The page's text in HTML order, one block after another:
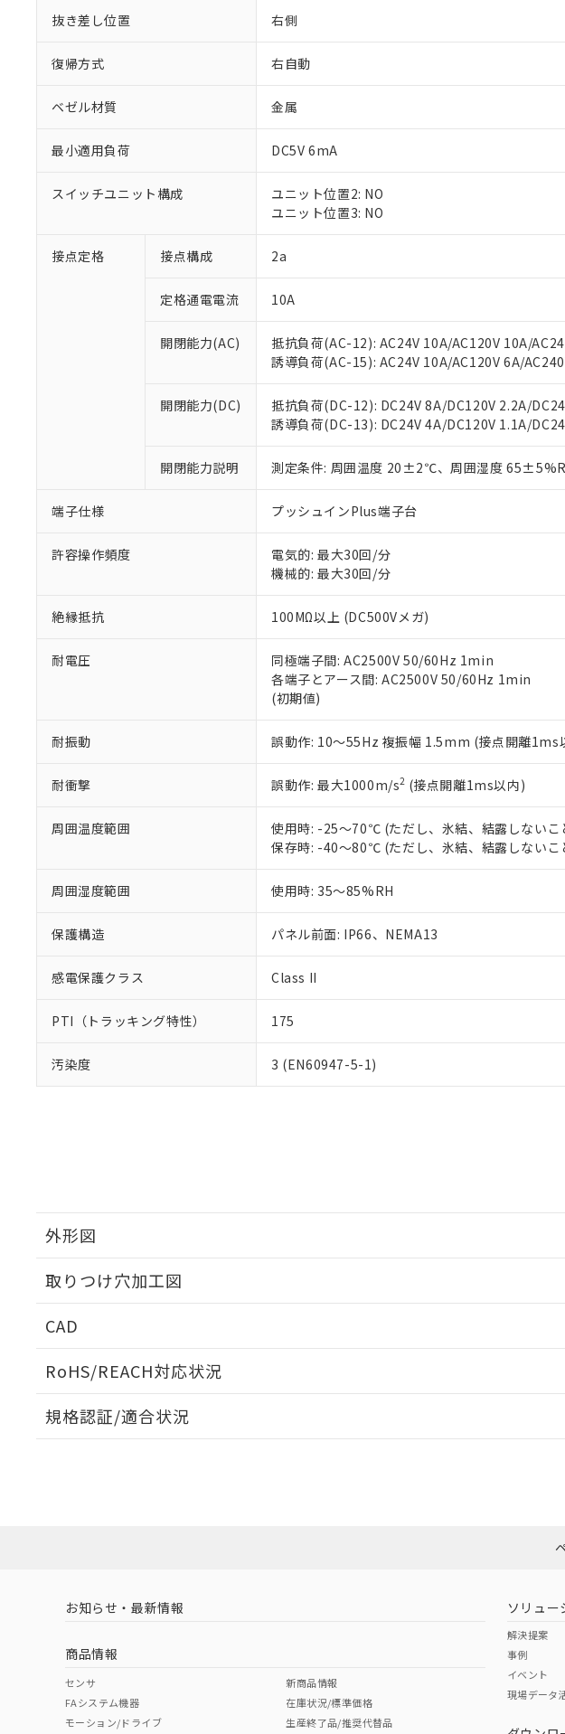
抜き差し位置 右側
復帰方式 右自動
ベゼル材質 金属
最小適用負荷 DC5V 6mA
スイッチユニット構成
ユニット位置2: NO
ユニット位置3: NO
接点定格 接点構成 2a
定格通電電流 10A
開閉能力(AC)
抵抗負荷(AC-12): AC24V 10A/AC120V 10A/
誘導負荷(AC-15): AC24V 10A/AC120V 6A/
開閉能力(DC)
抵抗負荷(DC-12): DC24V 8A/DC120V 2.2A/
誘導負荷(DC-13): DC24V 4A/DC120V 1.1A/
開閉能力説明 測定条件: 周囲温度 20±2℃、周囲湿度
端子仕様 プッシュインPlus端子台
許容操作頻度
電気的: 最大30回/分
機械的: 最大30回/分
絶縁抵抗 100MΩ以上 (DC500Vメガ)
耐電圧
同極端子間: AC2500V 50/60Hz 1min
各端子とアース間: AC2500V 50/60Hz 1min
(初期値)
耐振動 誤動作: 10～55Hz 複振幅 1.5mm (接点開離1ms
耐衝撃 誤動作: 最大1000m/s2 (接点開離1ms以内)
周囲温度範囲
使用時: -25～70℃ (ただし、氷結、結露しないこ
保存時: -40～80℃ (ただし、氷結、結露しないこ
周囲湿度範囲 使用時: 35～85%RH
保護構造 パネル前面: IP66、NEMA13
感電保護クラス Class II
PTI（トラッキング特性） 175
汚染度 3 (EN60947-5-1)
外形図
取りつけ穴加工図
CAD
RoHS/REACH対応状況
EU RoHS 注意事項・凡例
ダウンロードはこちら
中国 RoHS 注意事項・凡例
中国 RoHS表
Pb Hg Cr(VI)
規格認証/適合状況
ご利用条件
以下の条件をお読みいただき、同意のうえご
くものです。
当社制御機器事業取扱商品の中には、
在庫状況および標準価格照会結果は、
のであり、閲覧された時点での実際の
い。
正式な納期状況および標準価格はお客
在庫状況および標準価格結果を当社の
す。
マイパーツ機能（部品リスト作成サー
ている必要があります。
お客様が当ウェブサイト上で当社にご
が、当社の製品・サービスに関するお
さい。
※1 対応状況
対応済み：EU RoHS指令（10物質）の非
対応予定なし：EU RoHS指令（10物質）の
調査・確認中：EU RoHS指令（10物質）の
仕入先様の事情により、非含有部品としてい
があります。
鉛(Pb) 1000ppm以下、 水銀(Hg) 1000ppm以下、 カドミ
六価クロム(Cr(Ⅵ)) 1000ppm以下、ポリ臭化ビフェニル類
フタル酸ビス(2-エチルヘキシル) (DEHP)(別名：DOP)
ル（DBP） 1000ppm以下、フタル酸ジイソブチル
但し、RoHS指令で産業用監視および制御機器に対する適用
フタル酸エステル類の４物質については閾値を超える意図
部品在庫の切り替え状況などにより、予定月
※3 非含有証明書ダウンロード
下記の非含有証明書をダウンロードすることが
EU RoHS指令（10物質）の非含有証明書
51物質の非含有証明書（当社基準）
※本証明書は発行日時点で非含有を証明する
混在することから備考欄に対応日を記載して
既に当社にて対応品への在庫切替を完了し
り割愛しております。
※1 中国RoHS○×表
「○」：最大均質材料含有率が中国RoHSの
「×」：最大均質材料含有率が中国RoHSの
「－」：未確認です。当社販売部門へお問い
Cr(Ⅵ)(六価クロム) : 1000ppm、 PBBs(ポリ臭化ビフェニ
※2 環境保護使用期限
「ｅ」：有害物質（10物質）のすべてが基準
味します。
「－」：未確認です。当社販売部門へお問い
う）を輸出または国外への提供する場
などの必要な手続きをとります。
当社は規制貨物を破棄する場合は、完
ます。
当社は貴社製品を、核兵器、ミサイル
置等に一切使用いたしません。
また当社は、販売先および販売に係わ
たしません。
合意する
記
説明
－
在庫なし(最新の在庫状況について
機器販売店・当社販売員にご確認く
受注生産機種、また在庫状況の情報
お知らせ・最新情報
商品情報
センサ
FAシステム機器
モーション/ドライブ
新商品情報
在庫状況/標準価格
生産終了品/推奨代替品
ソリュー
解決提案
事例
イベント
現場データ